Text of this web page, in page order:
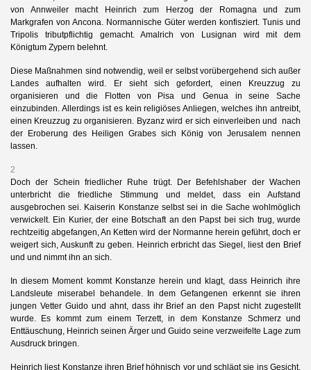
von Annweiler macht Heinrich zum Herzog der Romagna und zum
Markgrafen von Ancona. Normannische Güter werden konfisziert. Tunis und
Tripolis tributpflichtig gemacht. Amalrich von Lusignan wird mit dem
Königtum Zypern belehnt.
Diese Maßnahmen sind notwendig, weil er selbst vorübergehend sich außer
Landes aufhalten wird. Er sieht sich gefordert, einen Kreuzzug zu
organisieren und die Flotten von Pisa und Genua in seine Sache
einzubinden. Allerdings ist es kein religiöses Anliegen, welches ihn antreibt,
einen Kreuzzug zu organisieren. Byzanz wird er sich einverleiben und nach
der Eroberung des Heiligen Grabes sich König von Jerusalem nennen
lassen.
2
Doch der Schein friedlicher Ruhe trügt. Der Befehlshaber der Wachen
unterbricht die friedliche Stimmung und meldet, dass ein Aufstand
ausgebrochen sei. Kaiserin Konstanze selbst sei in die Sache wohlmöglich
verwickelt. Ein Kurier, der eine Botschaft an den Papst bei sich trug, wurde
rechtzeitig abgefangen, An Ketten wird der Normanne herein geführt, doch er
weigert sich, Auskunft zu geben. Heinrich erbricht das Siegel, liest den Brief
und und nimmt ihn an sich.
In diesem Moment kommt Konstanze herein und klagt, dass Heinrich ihre
Landsleute miserabel behandele. In dem Gefangenen erkennt sie ihren
jungen Vetter Guido und ahnt, dass ihr Brief an den Papst nicht zugestellt
wurde. Es kommt zum einem Terzett, in dem Konstanze Schmerz und
Enttäuschung, Heinrich seinen Ärger und Guido seine verzweifelte Lage zum
Ausdruck bringen.
Heinrich liest Konstanze ihren Brief höhnisch vor und schlägt sie ins Gesicht.